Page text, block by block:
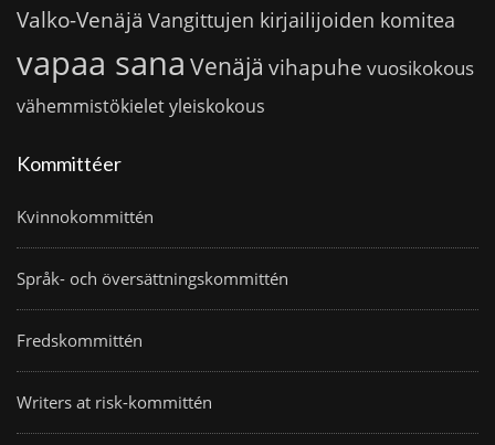
Valko-Venäjä Vangittujen kirjailijoiden komitea
vapaa sana Venäjä vihapuhe vuosikokous
vähemmistökieletyleiskokous
Kommittéer
Kvinnokommittén
Språk- och översättningskommittén
Fredskommittén
Writers at risk-kommittén